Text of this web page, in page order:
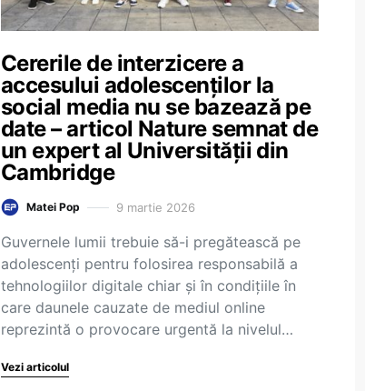
Cererile de interzicere a
accesului adolescenților la
social media nu se bazează pe
date – articol Nature semnat de
un expert al Universității din
Cambridge
Matei Pop 9 martie 2026
Guvernele lumii trebuie să-i pregătească pe
adolescenți pentru folosirea responsabilă a
tehnologiilor digitale chiar și în condițiile în
care daunele cauzate de mediul online
reprezintă o provocare urgentă la nivelul…
Vezi articolul